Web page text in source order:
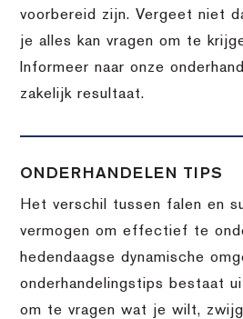
voorbereid zijn. Vergeet niet
je alles kan vragen om te
Informeer naar onze
zakelijk resultaat.
ONDERHANDELEN TIPS
Het verschil tussen falen en
vermogen om effectief te
hedendaagse dynamische
onderhandelingstips bestaat
om te vragen wat je wilt,